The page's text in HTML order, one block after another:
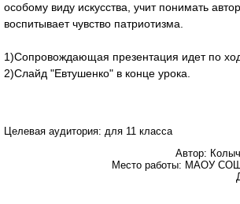
особому виду искусства, учит понимать
воспитывает чувство патриотизма.
1)Сопровождающая презентация идет по
2)Слайд "Евтушенко" в конце урока.
Целевая аудитория: для 11 класса
Автор:
Место работы: МАОУ